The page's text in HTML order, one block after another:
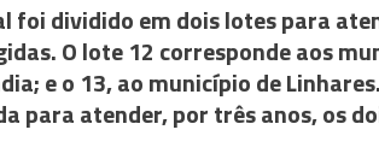
foi dividido em dois lotes para
O lote 12 corresponde aos
e o 13, ao município de
para atender, por três anos, os